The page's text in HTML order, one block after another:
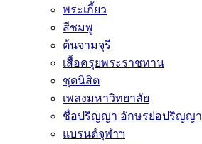
พระเกี้ยว
สีชมพู
ต้นจามจุรี
เสื้อครุยพระราชทาน
ชุดนิสิต
เพลงมหาวิทยาลัย
ชื่อปริญญา อักษรย่อปริญญา
แบรนด์จุฬาฯ